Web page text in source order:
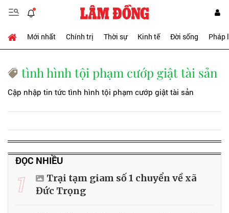
Mới nhất Chính trị Thời sự Kinh tế Đời sống Pháp
tình hình tội phạm cướp giật tài sản
Cập nhập tin tức tình hình tội phạm cướp giật tài sản
ĐỌC NHIỀU
1
Trại tạm giam số 1 chuyển về xã
Đức Trọng